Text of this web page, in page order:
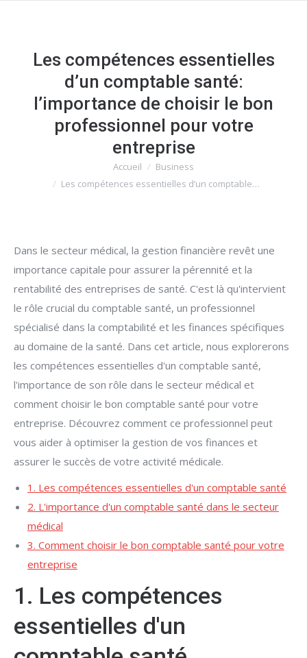
Les compétences essentielles
d’un comptable santé:
l’importance de choisir le bon
professionnel pour votre
entreprise
Accueil
Business
Les compétences essentielles d’un comptable…
Dans le secteur médical, la gestion financière revêt une
importance capitale pour assurer la pérennité et la
rentabilité des entreprises de santé. C'est là qu'intervient
le rôle crucial du comptable santé, un professionnel
spécialisé dans la comptabilité et les finances spécifiques
au domaine de la santé. Dans cet article, nous explorerons
les compétences essentielles d'un comptable santé,
l'importance de son rôle dans le secteur médical et
comment choisir le bon comptable santé pour votre
entreprise. Découvrez comment ce professionnel peut
vous aider à optimiser la gestion de vos finances et
assurer le succès de votre activité médicale.
1. Les compétences essentielles d'un comptable santé
2. L'importance d'un comptable santé dans le secteur
médical
3. Comment choisir le bon comptable santé pour votre
entreprise
1. Les compétences
essentielles d'un